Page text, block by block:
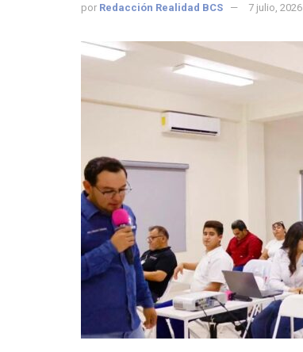
por Redacción Realidad BCS 7 julio, 2026